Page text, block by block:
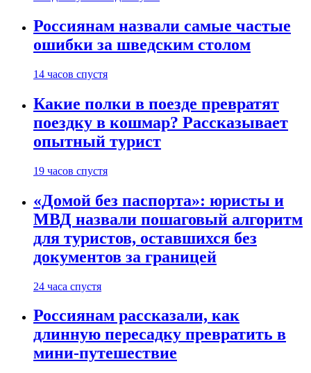
Россиянам назвали самые частые
ошибки за шведским столом
14 часов спустя
Какие полки в поезде превратят
поездку в кошмар? Рассказывает
опытный турист
19 часов спустя
«Домой без паспорта»: юристы и
МВД назвали пошаговый алгоритм
для туристов, оставшихся без
документов за границей
24 часа спустя
Россиянам рассказали, как
длинную пересадку превратить в
мини-путешествие